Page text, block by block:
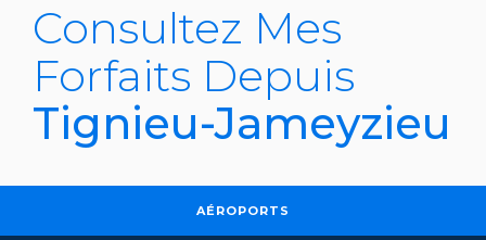
Consultez Mes
Forfaits Depuis
Tignieu-Jameyzieu
AÉROPORTS